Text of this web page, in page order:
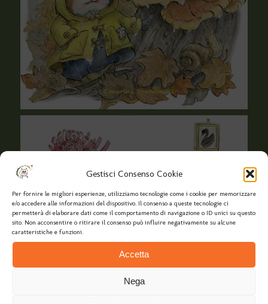
Gestisci Consenso Cookie
Per fornire le migliori esperienze, utilizziamo tecnologie come i cookie per memorizzare
e/o accedere alle informazioni del dispositivo. Il consenso a queste tecnologie ci
permetterà di elaborare dati come il comportamento di navigazione o ID unici su questo
sito. Non acconsentire o ritirare il consenso può influire negativamente su alcune
caratteristiche e funzioni.
Accetta
Nega